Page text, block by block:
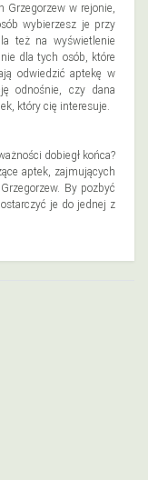
Grzegorzew w rejonie,
wybierzesz je przy
też na wyświetlenie
dla tych osób, które
odwiedzić aptekę w
odnośnie, czy dana
który cię interesuje.
dobiegł końca?
aptek, zajmujących
By pozbyć
je do jednej z